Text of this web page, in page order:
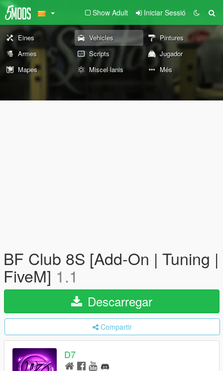
Show Adult Iniciar Sessió
Eines Vehicles
Pintures
Armes
Scripts
Jugador
Mapes
Miscel·lanis Més
BF Club 8S [Add-On | Tuning |
FiveM] 1.1
Descarregar
Compartir
D7